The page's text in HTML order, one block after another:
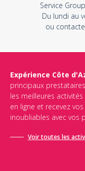
Service
Du lundi au
ou
Expérience Côte
principaux
les meilleures
en ligne et recevez
inoubliables avec vos
Voir toutes les